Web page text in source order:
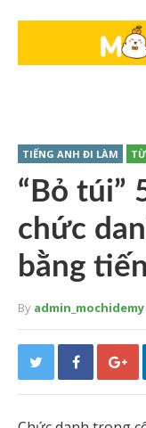
TIẾNG ANH ĐI LÀM
“Bỏ túi”
chức
bằng
By admin_mochidemy